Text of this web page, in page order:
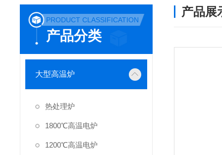
PRODUCT CLASSIFICATION
产品分类
大型高温炉
热处理炉
1800℃高温电炉
1200℃高温电炉
产品展